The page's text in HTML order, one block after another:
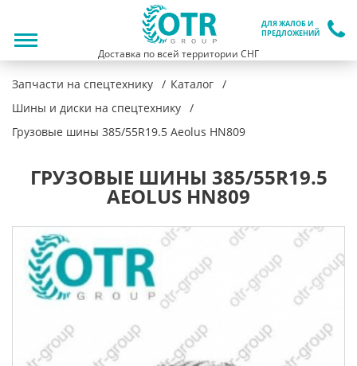
ДЛЯ ЖАЛОБ И
ПРЕДЛОЖЕНИЙ
Доставка по всей территории СНГ
Запчасти на спецтехнику
Каталог
Шины и диски на спецтехнику
Грузовые шины 385/55R19.5 Aeolus HN809
ГРУЗОВЫЕ ШИНЫ 385/55R19.5
AEOLUS HN809